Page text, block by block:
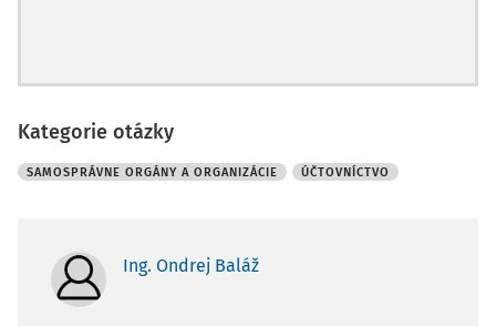
Kategorie otázky
SAMOSPRÁVNE ORGÁNY A ORGANIZÁCIE ÚČTOVNÍCTVO
Ing. Ondrej Baláž